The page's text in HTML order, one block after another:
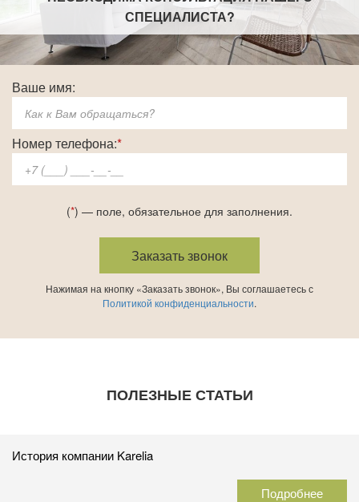
СПЕЦИАЛИСТА?
Ваше имя:
Номер телефона:*
(*) — поле, обязательное для заполнения.
Нажимая на кнопку «Заказать звонок», Вы соглашаетесь с
Политикой конфиденциальности.
ПОЛЕЗНЫЕ СТАТЬИ
История компании Karelia
Подробнее